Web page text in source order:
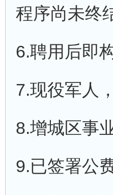
程序尚未终
6.聘用后即
7.现役军人
8.增城区事
9.已签署公